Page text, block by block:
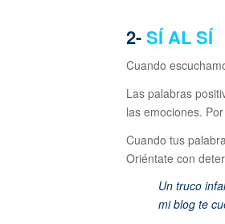
2-SÍ AL SÍ
Cuando
Las palabras
las emociones.
Cuando tus
Oriéntate con
Un truco
mi blog te